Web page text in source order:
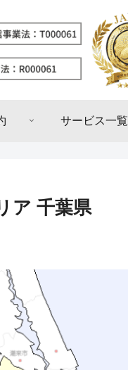
サービス一覧
ア 千葉県